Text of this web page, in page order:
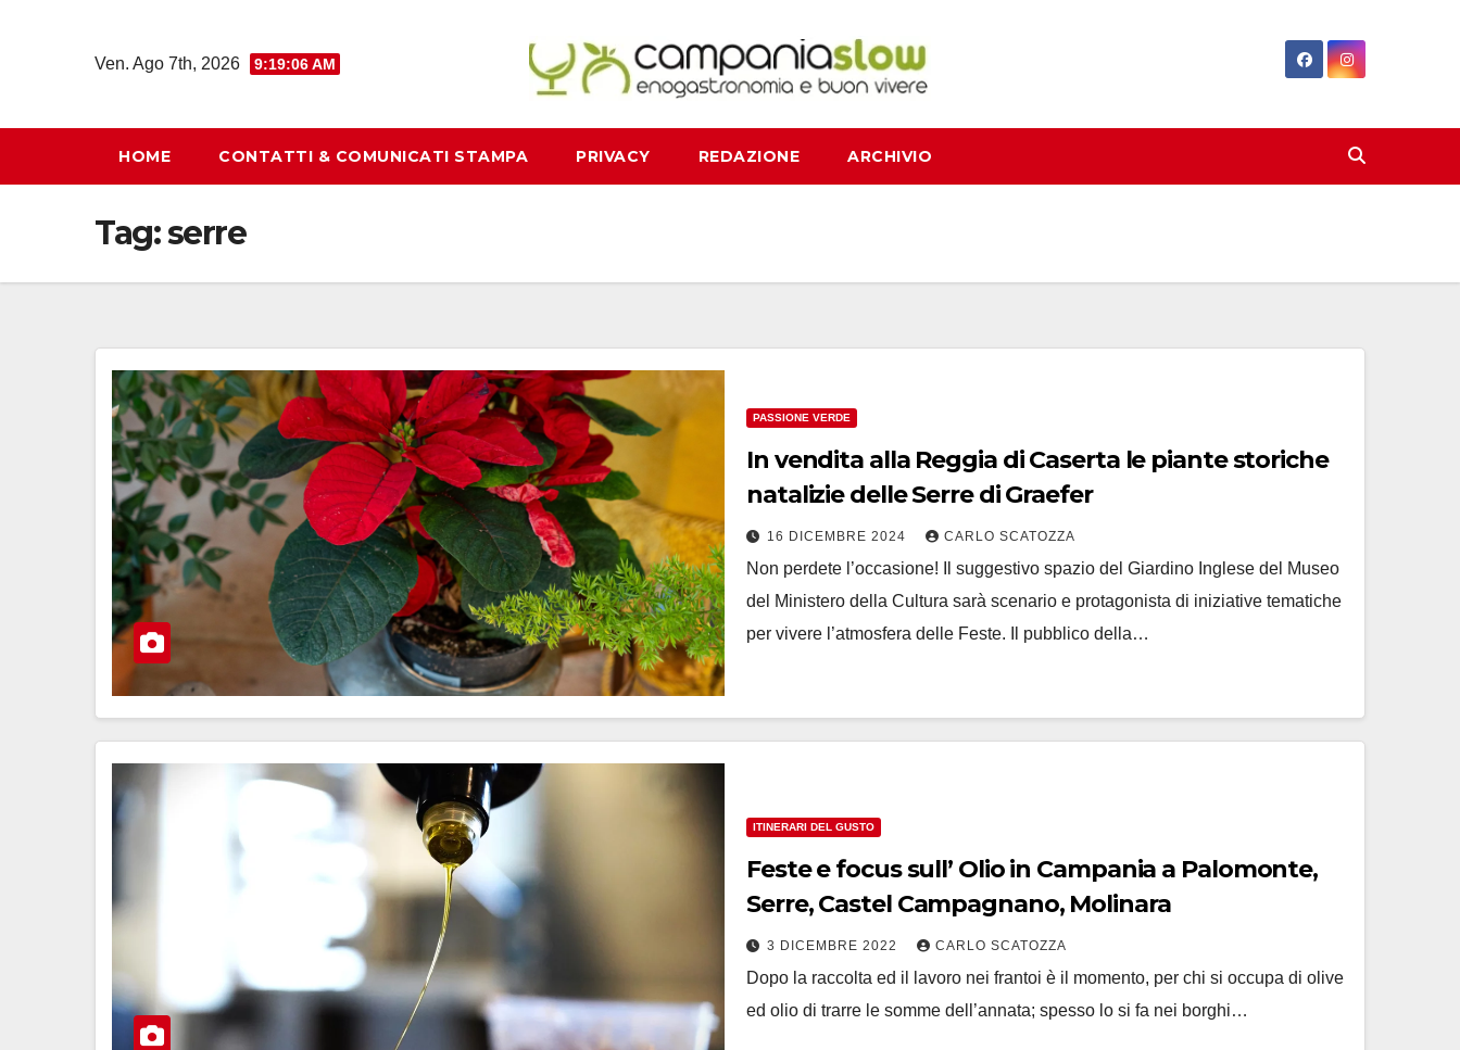
Ven. Ago 7th, 2026 9:19:07 AM
HOME CONTATTI & COMUNICATI STAMPA PRIVACY REDAZIONE ARCHIVIO
Tag:serre
PASSIONE VERDE
In vendita alla Reggia di Caserta le piante storiche
natalizie delle Serre di Graefer
16 DICEMBRE 2024 CARLO SCATOZZA
Non perdete l’occasione! Il suggestivo spazio del Giardino Inglese del Museo
del Ministero della Cultura sarà scenario e protagonista di iniziative tematiche
per vivere l’atmosfera delle Feste. Il pubblico della…
ITINERARI DEL GUSTO
Feste e focus sull’ Olio in Campania a Palomonte,
Serre, Castel Campagnano, Molinara
3 DICEMBRE 2022 CARLO SCATOZZA
Dopo la raccolta ed il lavoro nei frantoi è il momento, per chi si occupa di olive
ed olio di trarre le somme dell’annata; spesso lo si fa nei borghi…